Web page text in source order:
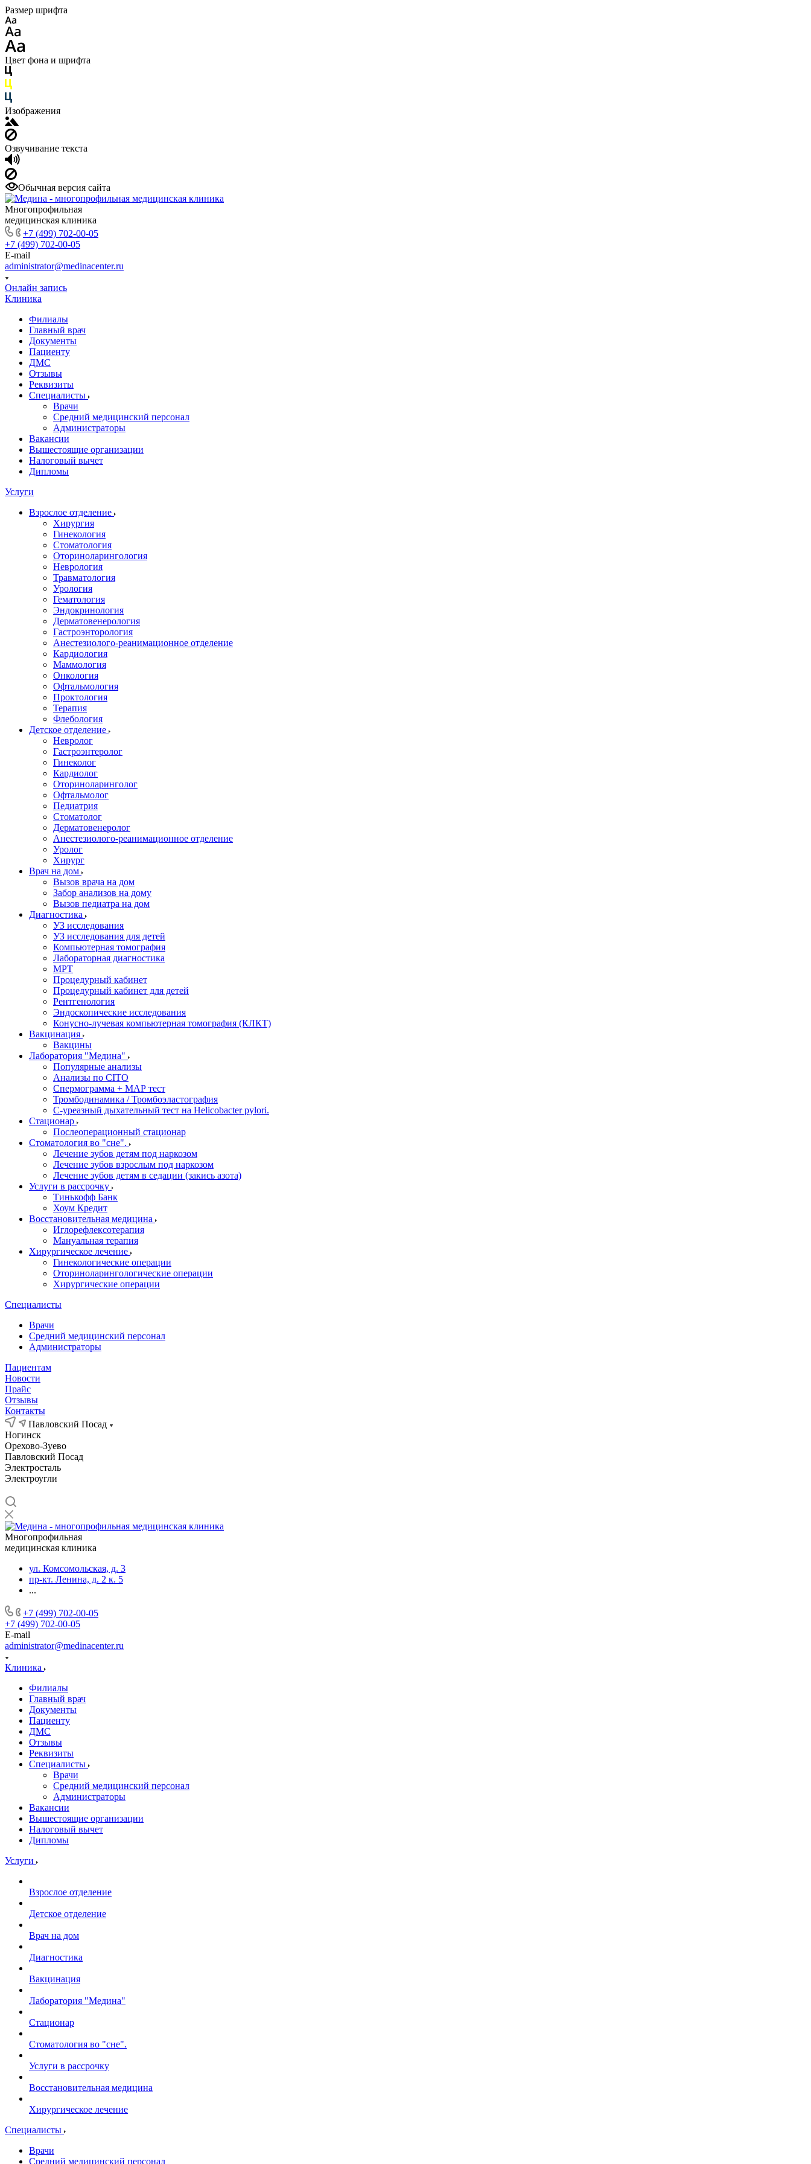
Размер шрифта
Цвет фона и шрифта
Изображения
Озвучивание текста
Обычная версия сайта
Многопрофильная
медицинская клиника
+7 (499) 702-00-05
+7 (499) 702-00-05
E-mail
administrator@medinacenter.ru
Онлайн запись
Клиника
Филиалы
Главный врач
Документы
Пациенту
ДМС
Отзывы
Реквизиты
Специалисты
Врачи
Средний медицинский персонал
Администраторы
Вакансии
Вышестоящие организации
Налоговый вычет
Дипломы
Услуги
Взрослое отделение
Хирургия
Гинекология
Стоматология
Оториноларингология
Неврология
Травматология
Урология
Гематология
Эндокринология
Дерматовенерология
Гастроэнторология
Анестезиолого-реанимационное отделение
Кардиология
Маммология
Онкология
Офтальмология
Проктология
Терапия
Флебология
Детское отделение
Невролог
Гастроэнтеролог
Гинеколог
Кардиолог
Оториноларинголог
Офтальмолог
Педиатрия
Стоматолог
Дерматовенеролог
Анестезиолого-реанимационное отделение
Уролог
Хирург
Врач на дом
Вызов врача на дом
Забор анализов на дому
Вызов педиатра на дом
Диагностика
УЗ исследования
УЗ исследования для детей
Компьютерная томография
Лабораторная диагностика
МРТ
Процедурный кабинет
Процедурный кабинет для детей
Рентгенология
Эндоскопические исследования
Конусно-лучевая компьютерная томография (КЛКТ)
Вакцинация
Вакцины
Лаборатория "Медина"
Популярные анализы
Анализы по CITO
Спермограмма + МАР тест
Тромбодинамика / Тромбоэластография
С-уреазный дыхательный тест на Helicobacter pylori.
Стационар
Послеоперационный стационар
Стоматология во "сне".
Лечение зубов детям под наркозом
Лечение зубов взрослым под наркозом
Лечение зубов детям в седации (закись азота)
Услуги в рассрочку
Тинькофф Банк
Хоум Кредит
Восстановительная медицина
Иглорефлексотерапия
Мануальная терапия
Хирургическое лечение
Гинекологические операции
Оториноларингологические операции
Хирургические операции
Специалисты
Врачи
Средний медицинский персонал
Администраторы
Пациентам
Новости
Прайс
Отзывы
Контакты
Павловский Посад
Ногинск
Орехово-Зуево
Павловский Посад
Электросталь
Электроугли
Многопрофильная
медицинская клиника
ул. Комсомольская, д. 3
пр-кт. Ленина, д. 2 к. 5
...
+7 (499) 702-00-05
+7 (499) 702-00-05
E-mail
administrator@medinacenter.ru
Клиника
Филиалы
Главный врач
Документы
Пациенту
ДМС
Отзывы
Реквизиты
Специалисты
Врачи
Средний медицинский персонал
Администраторы
Вакансии
Вышестоящие организации
Налоговый вычет
Дипломы
Услуги
Взрослое отделение
Детское отделение
Врач на дом
Диагностика
Вакцинация
Лаборатория "Медина"
Стационар
Стоматология во "сне".
Услуги в рассрочку
Восстановительная медицина
Хирургическое лечение
Специалисты
Врачи
Средний медицинский персонал